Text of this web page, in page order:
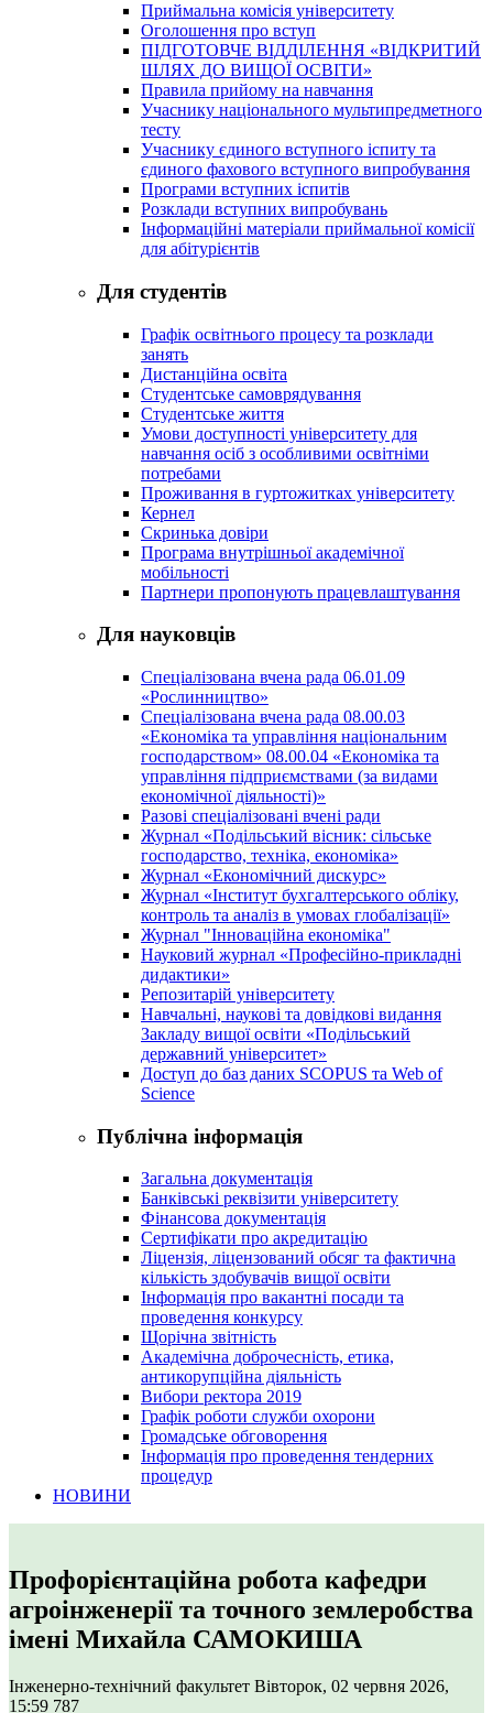
Приймальна комісія університету
Оголошення про вступ
ПІДГОТОВЧЕ ВІДДІЛЕННЯ «ВІДКРИТИЙ
ШЛЯХ ДО ВИЩОЇ ОСВІТИ»
Правила прийому на навчання
Учаснику національного мультипредметного
тесту
Учаснику єдиного вступного іспиту та
єдиного фахового вступного випробування
Програми вступних іспитів
Розклади вступних випробувань
Інформаційні матеріали приймальної комісії
для абітурієнтів
Для студентів
Графік освітнього процесу та розклади
занять
Дистанційна освіта
Студентське самоврядування
Студентське життя
Умови доступності університету для
навчання осіб з особливими освітніми
потребами
Проживання в гуртожитках університету
Кернел
Скринька довіри
Програма внутрішньої академічної
мобільності
Партнери пропонують працевлаштування
Для науковців
Спеціалізована вчена рада 06.01.09
«Рослинництво»
Спеціалізована вчена рада 08.00.03
«Економіка та управління національним
господарством» 08.00.04 «Економіка та
управління підприємствами (за видами
економічної діяльності)»
Разові спеціалізовані вчені ради
Журнал «Подільський вісник: сільське
господарство, техніка, економіка»
Журнал «Економічний дискурс»
Журнал «Інститут бухгалтерського обліку,
контроль та аналіз в умовах глобалізації»
Журнал "Інноваційна економіка"
Науковий журнал «Професійно-прикладні
дидактики»
Репозитарій університету
Навчальні, наукові та довідкові видання
Закладу вищої освіти «Подільський
державний університет»
Доступ до баз даних SCOPUS та Web of
Science
Публічна інформація
Загальна документація
Банківські реквізити університету
Фінансова документація
Сертифікати про акредитацію
Ліцензія, ліцензований обсяг та фактична
кількість здобувачів вищої освіти
Інформація про вакантні посади та
проведення конкурсу
Щорічна звітність
Академічна доброчесність, етика,
антикорупційна діяльність
Вибори ректора 2019
Графік роботи служби охорони
Громадське обговорення
Інформація про проведення тендерних
процедур
НОВИНИ
Профорієнтаційна робота кафедри
агроінженерії та точного землеробства
імені Михайла САМОКИША
Інженерно-технічний факультет Вівторок, 02 червня 2026,
15:59 787